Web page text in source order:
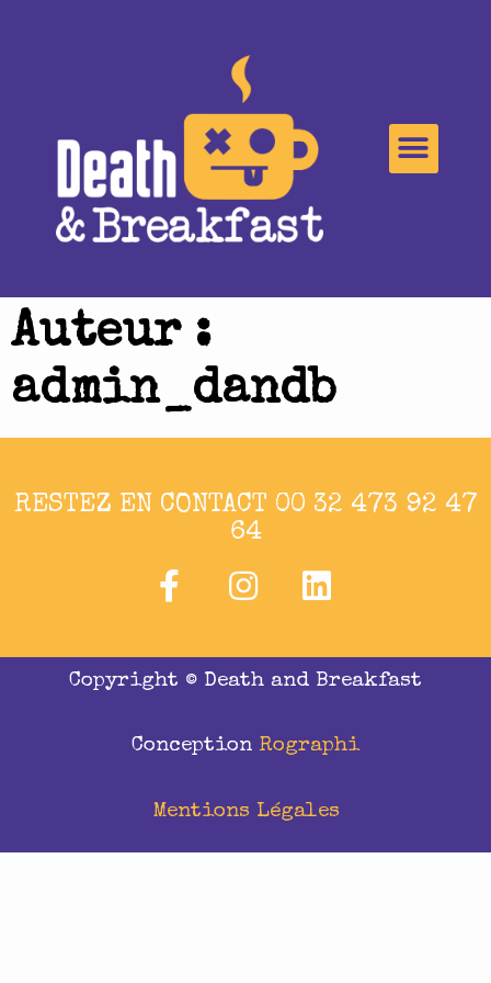
Auteur :
admin_dandb
RESTEZ EN CONTACT 00 32 473 92 47
64
Copyright © Death and Breakfast
Conception Rographi
Mentions Légales